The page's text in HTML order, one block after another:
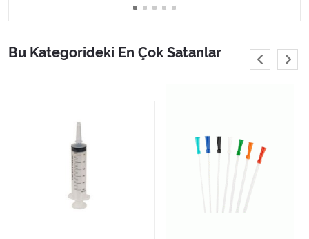
Bu Kategorideki En Çok Satanlar